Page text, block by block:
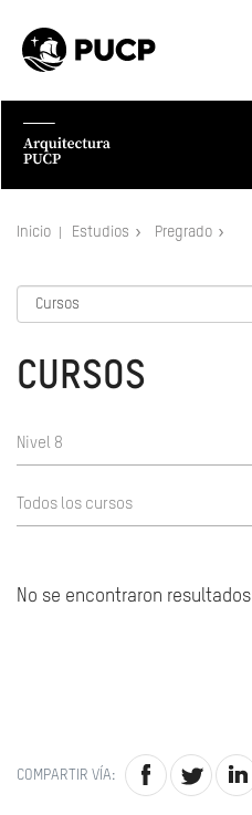
Inicio Estudios Pregrado
CURSOS
Nivel 8
Todos los cursos
No se encontraron resultados
COMPARTIR VÍA: